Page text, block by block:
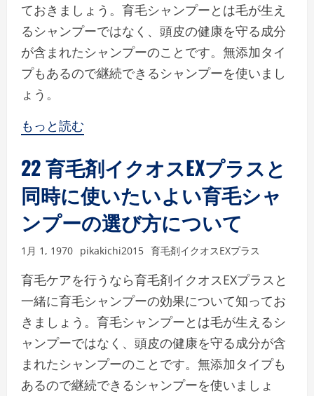
ておきましょう。育毛シャンプーとは毛が生え
るシャンプーではなく、頭皮の健康を守る成分
が含まれたシャンプーのことです。無添加タイ
プもあるので継続できるシャンプーを使いまし
ょう。
もっと読む
22 育毛剤イクオスEXプラスと
同時に使いたいよい育毛シャ
ンプーの選び方について
1月 1, 1970 pikakichi2015 育毛剤イクオスEXプラス
育毛ケアを行うなら育毛剤イクオスEXプラスと
一緒に育毛シャンプーの効果について知ってお
きましょう。育毛シャンプーとは毛が生えるシ
ャンプーではなく、頭皮の健康を守る成分が含
まれたシャンプーのことです。無添加タイプも
あるので継続できるシャンプーを使いましょ